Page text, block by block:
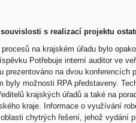
s realizací projektu
na krajském úřadu bylo
Potřebuje interní auditor ve
na dvou konferencích
možnosti RPA představeny.
krajských úřadů a také na
kraje. Informace o využívání
chytrých řešení, jehož vydání